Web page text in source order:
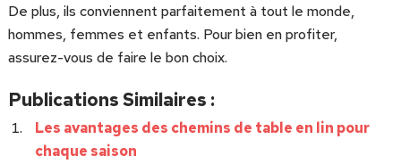
De plus, ils conviennent parfaitement à tout le monde,
hommes, femmes et enfants. Pour bien en profiter,
assurez-vous de faire le bon choix.
Publications Similaires :
Les avantages des chemins de table en lin pour
chaque saison